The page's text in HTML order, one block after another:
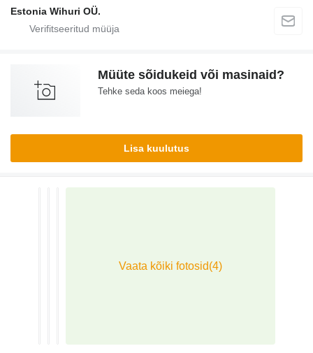
Estonia Wihuri OÜ.
Müüte sõidukeid või masinaid?
Tehke seda koos meiega!
Lisa kuulutus